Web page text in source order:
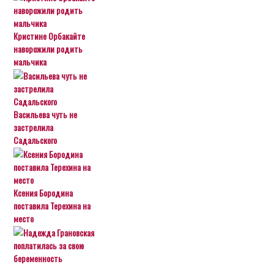
Кристине Орбакайте
наворожили родить
мальчика
Васильева чуть не
застрелила
Садальского
Ксения Бородина
поставила Терехина на
место